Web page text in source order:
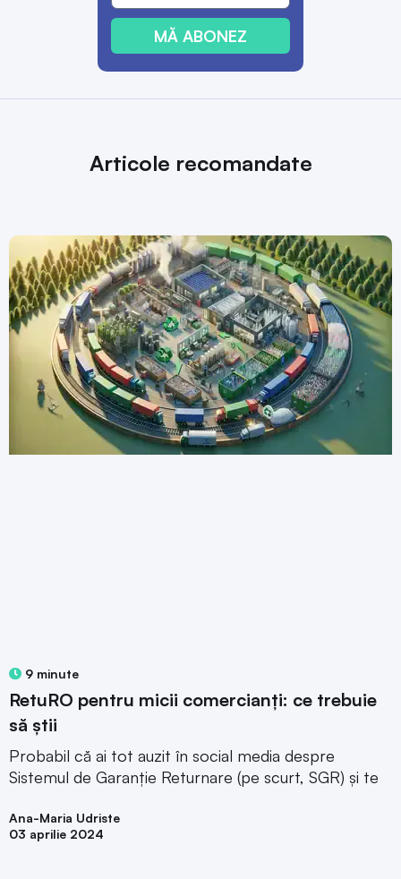
MĂ ABONEZ
Articole recomandate
9 minute
RetuRO pentru micii comercianți: ce trebuie
să știi
Probabil că ai tot auzit în social media despre
Sistemul de Garanție Returnare (pe scurt, SGR) și te
Ana-Maria Udriste
03 aprilie 2024